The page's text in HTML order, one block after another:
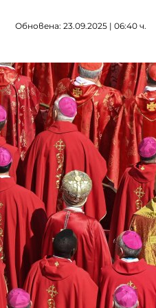
Обновена: 23.09.2025 | 06:40 ч.